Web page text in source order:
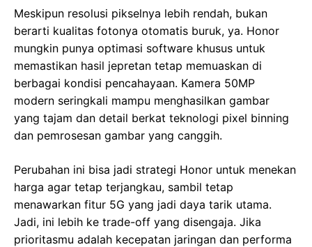
Meskipun resolusi pikselnya lebih rendah, bukan
berarti kualitas fotonya otomatis buruk, ya. Honor
mungkin punya optimasi software khusus untuk
memastikan hasil jepretan tetap memuaskan di
berbagai kondisi pencahayaan. Kamera 50MP
modern seringkali mampu menghasilkan gambar
yang tajam dan detail berkat teknologi pixel binning
dan pemrosesan gambar yang canggih.
Perubahan ini bisa jadi strategi Honor untuk menekan
harga agar tetap terjangkau, sambil tetap
menawarkan fitur 5G yang jadi daya tarik utama.
Jadi, ini lebih ke trade-off yang disengaja. Jika
prioritasmu adalah kecepatan jaringan dan performa